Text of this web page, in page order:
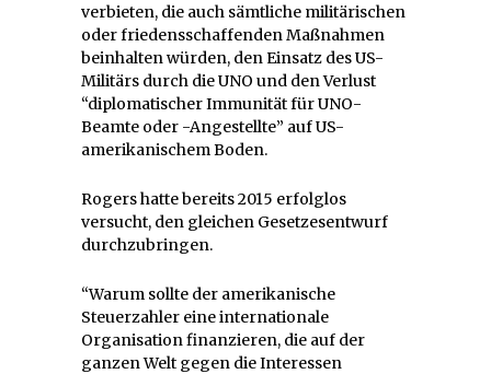
verbieten, die auch sämtliche militärischen
oder friedensschaffenden Maßnahmen
beinhalten würden, den Einsatz des US-
Militärs durch die UNO und den Verlust
“diplomatischer Immunität für UNO-
Beamte oder -Angestellte” auf US-
amerikanischem Boden.
Rogers hatte bereits 2015 erfolglos
versucht, den gleichen Gesetzesentwurf
durchzubringen.
“Warum sollte der amerikanische
Steuerzahler eine internationale
Organisation finanzieren, die auf der
ganzen Welt gegen die Interessen